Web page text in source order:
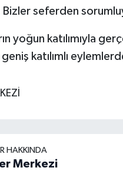
Bizler seferden
yoğun katılımıyla
katılımlı
HAKKINDA
Merkezi